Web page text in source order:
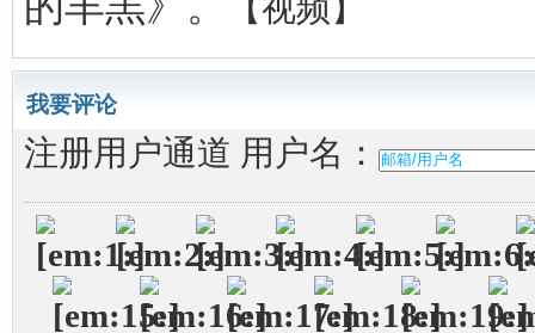
【视频】
我要评论
注册用户通道 用户名：